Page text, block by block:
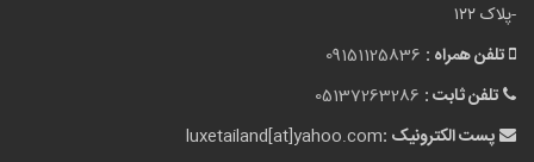
-پلاک ۱۲۲
تلفن همراه : 09151125836
تلفن ثابت : 05137263286
پست الکترونیک :luxetailand[at]yahoo.com